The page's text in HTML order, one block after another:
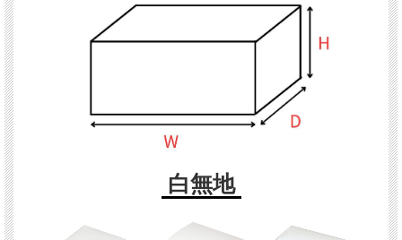
白無地